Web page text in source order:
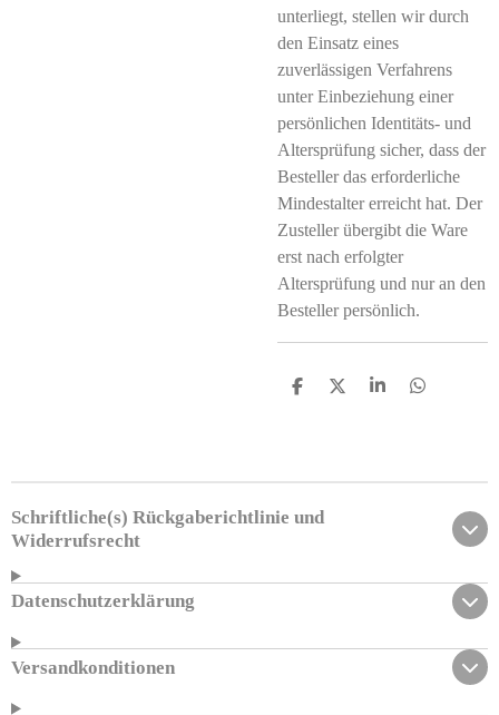
unterliegt, stellen wir durch
den Einsatz eines
zuverlässigen Verfahrens
unter Einbeziehung einer
persönlichen Identitäts- und
Altersprüfung sicher, dass der
Besteller das erforderliche
Mindestalter erreicht hat. Der
Zusteller übergibt die Ware
erst nach erfolgter
Altersprüfung und nur an den
Besteller persönlich.
T
n
T
n
T
n
T
n
Schriftliche(s) Rückgaberichtlinie und
Widerrufsrecht
Datenschutzerklärung
Versandkonditionen